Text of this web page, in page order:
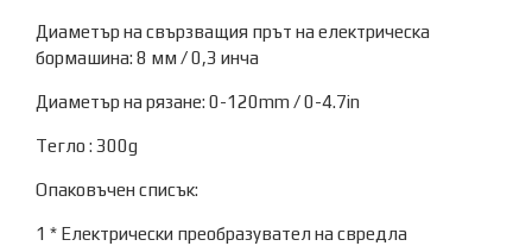
Диаметър на свързващия прът на електрическа
бормашина: 8 мм / 0,3 инча
Диаметър на рязане: 0-120mm / 0-4.7in
Тегло : 300g
Опаковъчен списък:
1 * Електрически преобразувател на свредла